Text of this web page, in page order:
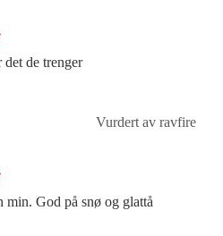
de trenger
Vurdert av ravfire
God på snø og glattå